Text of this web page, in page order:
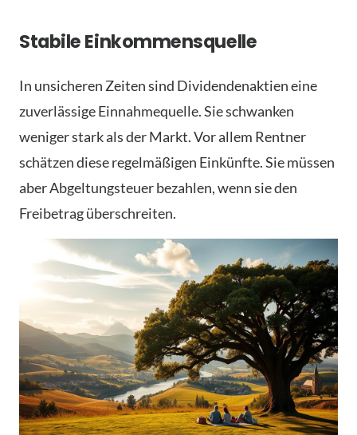
Stabile Einkommensquelle
In unsicheren Zeiten sind Dividendenaktien eine
zuverlässige Einnahmequelle. Sie schwanken
weniger stark als der Markt. Vor allem Rentner
schätzen diese regelmäßigen Einkünfte. Sie müssen
aber Abgeltungsteuer bezahlen, wenn sie den
Freibetrag überschreiten.